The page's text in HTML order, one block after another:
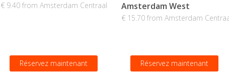
€ 9.40 from Amsterdam Centraal
Réservez maintenant
Amsterdam West
€ 15.70 from Amsterdam
Réservez maintenant